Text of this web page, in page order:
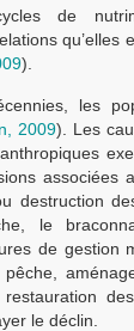
de
).
les
2009). Les
associées
destruction
le
de gestion
restauration
le déclin.